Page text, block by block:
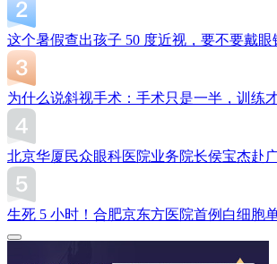
这个暑假查出孩子 50 度近视，要不要戴眼
为什么说斜视手术：手术只是一半，训练
北京华厦民众眼科医院业务院长侯宝杰赴
生死 5 小时！合肥京东方医院首例白细胞